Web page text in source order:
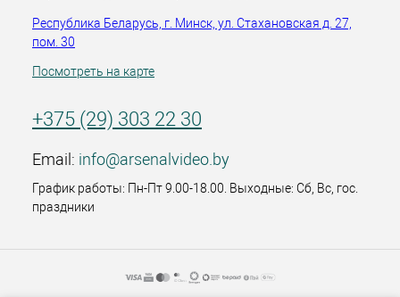
Республика Беларусь, г. Минск, ул. Стахановская д. 27,
пом. 30
Посмотреть на карте
+375 (29) 303 22 30
Email: info@arsenalvideo.by
График работы: Пн-Пт 9.00-18.00. Выходные: Сб, Вс, гос.
праздники